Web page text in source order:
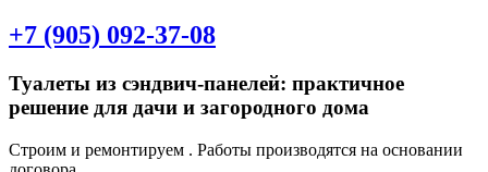
+7 (905) 092-37-08
Туалеты из сэндвич-панелей: практичное
решение для дачи и загородного дома
Строим и ремонтируем . Работы производятся на основании